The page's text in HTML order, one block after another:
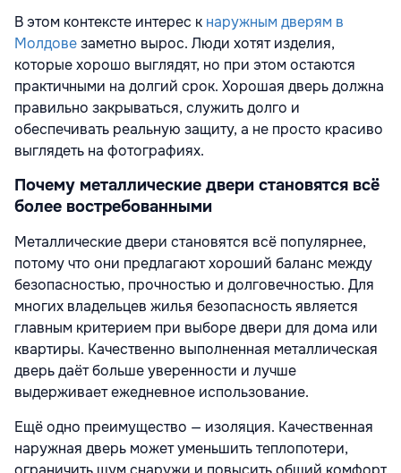
В этом контексте интерес к наружным дверям в
Молдовезаметно вырос. Люди хотят изделия,
которые хорошо выглядят, но при этом остаются
практичными на долгий срок. Хорошая дверь должна
правильно закрываться, служить долго и
обеспечивать реальную защиту, а не просто красиво
выглядеть на фотографиях.
Почему металлические двери становятся всё
более востребованными
Металлические двери становятся всё популярнее,
потому что они предлагают хороший баланс между
безопасностью, прочностью и долговечностью. Для
многих владельцев жилья безопасность является
главным критерием при выборе двери для дома или
квартиры. Качественно выполненная металлическая
дверь даёт больше уверенности и лучше
выдерживает ежедневное использование.
Ещё одно преимущество — изоляция. Качественная
наружная дверь может уменьшить теплопотери,